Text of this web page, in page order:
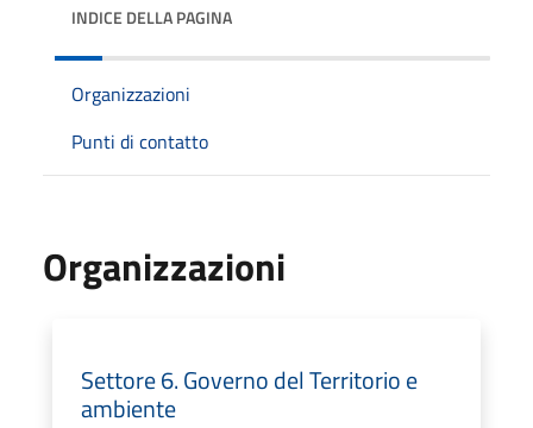
INDICE DELLA PAGINA
Organizzazioni
Punti di contatto
Organizzazioni
Settore 6. Governo del Territorio e
ambiente